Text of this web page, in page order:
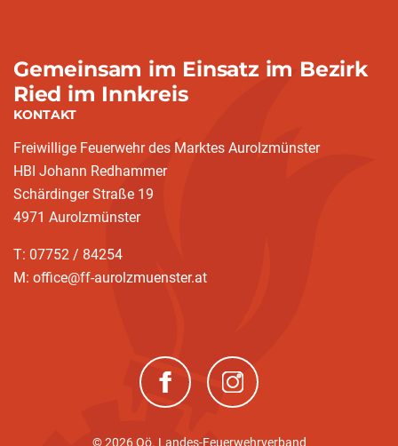
Gemeinsam im Einsatz im Bezirk
Ried im Innkreis
KONTAKT
Freiwillige Feuerwehr des Marktes Aurolzmünster
HBI Johann Redhammer
Schärdinger Straße 19
4971 Aurolzmünster
T: 07752 / 84254
M: office@ff-aurolzmuenster.at
(neues Fenster)(neues Fenster)
© 2026 Oö. Landes-Feuerwehrverband